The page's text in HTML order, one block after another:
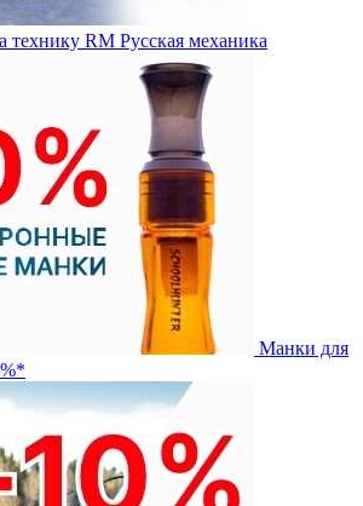
технику RM Русская механика
Манки для